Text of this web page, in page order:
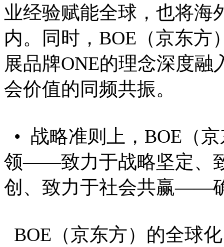
业经验赋能全球，也将海
内。同时，BOE（京东方
展品牌ONE的理念深度
会价值的同频共振。
• 战略准则上，BOE（
领——致力于战略坚定、
创、致力于社会共赢——
BOE（京东方）的全球